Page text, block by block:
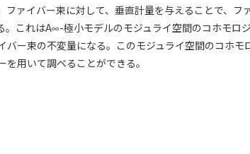
ファイバー束に対して、垂直計量を与えることで、
。これはA∞-極小モデルのモジュライ空間のコホモロ
バー束の不変量になる。このモジュライ空間のコホモ
用いて調べることができる。